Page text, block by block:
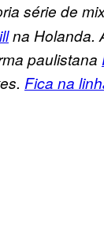
série de
na Holanda.
paulistana
Fica na